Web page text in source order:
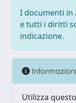
I documenti in
e tutti i diritti
indicazione.
Informazioni
Utilizza